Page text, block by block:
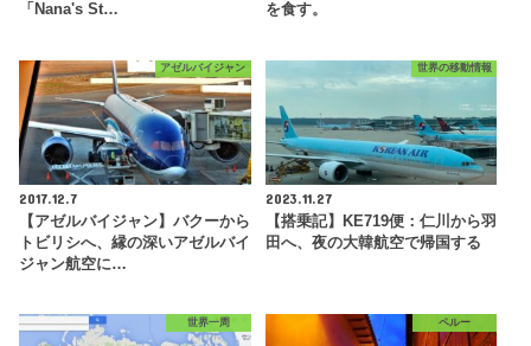
「Nana's St… を食す。
アゼルバイジャン
2017.12.7
【アゼルバイジャン】バクーから
トビリシへ、縁の深いアゼルバイ
ジャン航空に…
世界の移動情報
2023.11.27
【搭乗記】KE719便：仁川から羽
田へ、夜の大韓航空で帰国する
世界一周 ペルー